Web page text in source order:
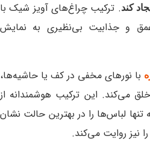
کند. ترکیب چراغ‌های آویز شیک با
و جذابیت بی‌نظیری به نمایش
با نورهای مخفی در کف یا حاشیه‌ها،
می‌کند. این ترکیب هوشمندانه از
لباس‌ها را در بهترین حالت نشان
نیز روایت می‌کند.